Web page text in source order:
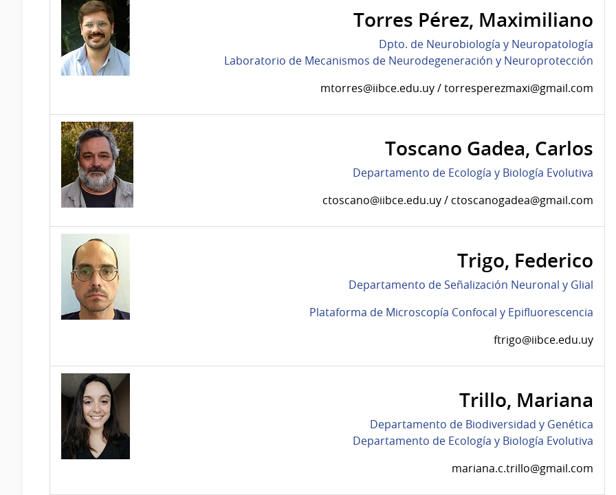
Torres Pérez, Maximiliano
Dpto. de Neurobiología y Neuropatología
Laboratorio de Mecanismos de Neurodegeneración y Neuroprotección
mtorres@iibce.edu.uy / torresperezmaxi@gmail.com
Toscano Gadea, Carlos
Departamento de Ecología y Biología Evolutiva
ctoscano@iibce.edu.uy / ctoscanogadea@gmail.com
Trigo, Federico
Departamento de Señalización Neuronal y Glial
Plataforma de Microscopía Confocal y Epifluorescencia
ftrigo@iibce.edu.uy
Trillo, Mariana
Departamento de Biodiversidad y Genética
Departamento de Ecología y Biología Evolutiva
mariana.c.trillo@gmail.com